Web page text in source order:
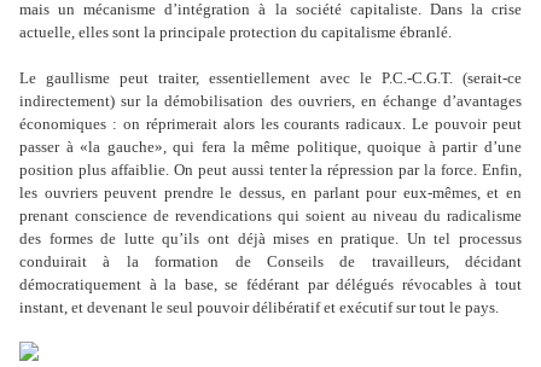
mais un mécanisme d’intégration à la société capitaliste. Dans la crise
actuelle, elles sont la principale protection du capitalisme ébranlé.
Le gaullisme peut traiter, essentiellement avec le P.C.-C.G.T. (serait-ce
indirectement) sur la démobilisation des ouvriers, en échange d’avantages
économiques : on réprimerait alors les courants radicaux. Le pouvoir peut
passer à «la gauche», qui fera la même politique, quoique à partir d’une
position plus affaiblie. On peut aussi tenter la répression par la force. Enfin,
les ouvriers peuvent prendre le dessus, en parlant pour eux-mêmes, et en
prenant conscience de revendications qui soient au niveau du radicalisme
des formes de lutte qu’ils ont déjà mises en pratique. Un tel processus
conduirait à la formation de Conseils de travailleurs, décidant
démocratiquement à la base, se fédérant par délégués révocables à tout
instant, et devenant le seul pouvoir délibératif et exécutif sur tout le pays.